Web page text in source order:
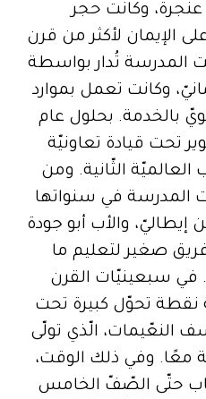
وكانت حجر
الإيمان لأكثر من قرن
المدرسة تُدار بواسطة
وكانت تعمل بموارد
بالخدمة. بحلول عام
تحت قيادة تعاونيّة
الثّانية. ومن
المدرسة في سنواتها
إيطاليّ، والأب أبو جودة
فريق صغير لتعليم ما
محليًّا. في سبعينيّات القرن
تحوّل كبيرة تحت
النعّيمات، الّذي تولّى
معًا. وفي ذلك الوقت،
حتّى الصّفّ الخامس